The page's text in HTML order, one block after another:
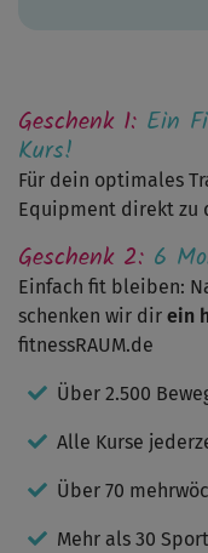
Geschenk 1: Ein
Kurs!
Für dein optimales
Equipment direkt zu
Geschenk 2: 6
Einfach fit bleiben:
schenken wir dir ein
fitnessRAUM.de
Über 2.500
Alle Kurse
Über 70
Mehr als 30